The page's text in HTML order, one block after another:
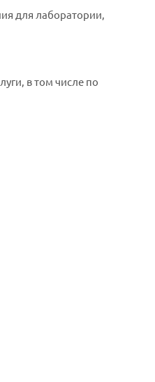
для лаборатории,
в том числе по